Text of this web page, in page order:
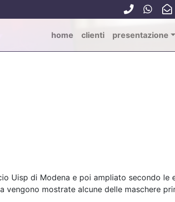
home clienti presentazione
Uisp di Modena e poi ampliato secondo le
vengono mostrate alcune delle maschere